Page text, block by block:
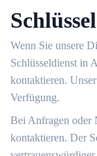
Wenn Sie unsere
Schlüsseldienst in
kontaktieren.​
Verfügung.​
Bei Anfragen oder
kontaktieren.​ Der